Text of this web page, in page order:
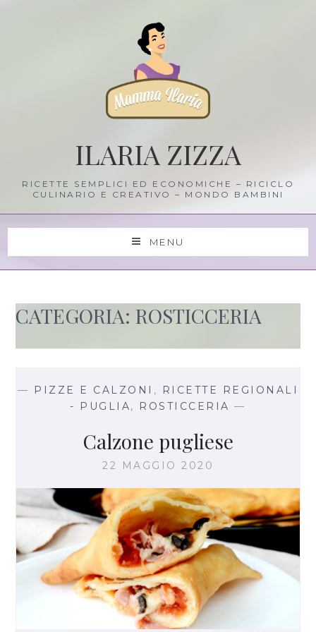
ILARIA ZIZZA
RICETTE SEMPLICI ED ECONOMICHE – RICICLO
CULINARIO E CREATIVO – MONDO BAMBINI
MENU
CATEGORIA: ROSTICCERIA
— PIZZE E CALZONI ,
RICETTE REGIONALI
- PUGLIA, ROSTICCERIA —
Calzone pugliese
22 MAGGIO 2020